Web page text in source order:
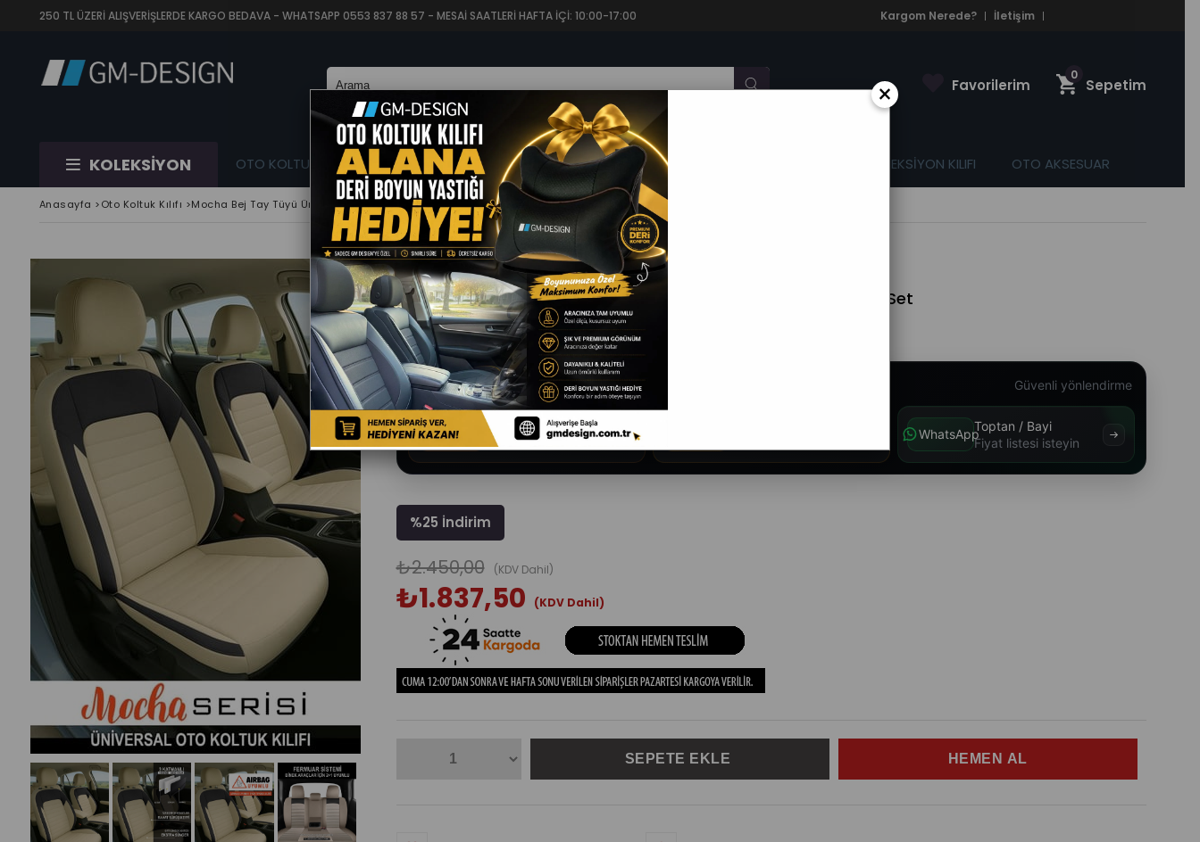
250 TL ÜZERİ ALIŞVERİŞLERDE KARGO BEDAVA - WHATSAPP 0553 837 88 57 - MESAİ SAATLERİ HAFTA İÇİ: 10:00-17:00 Kargom Nerede? İletişim
Sepetim
0
KOLEKSİYON OTO KOLTUK KILIFI TİCARİ OTO KOLTUK KILIFI OTO KOLTUK MİNDERİ DİREKSİYON KILIFI OTO AKSESUAR
Favorilerim
Anasayfa >Oto Koltuk Kılıfı >Mocha Bej Tay Tüyü Üniversal Oto Koltuk Kılıfı - 5 Koltuk Tam Set
Gm Design
Mocha Bej Tay Tüyü Üniversal Oto Koltuk Kılıfı - 5 Koltuk Tam Set
(GR07215)
Satın Alma Seçenekleri Güvenli yönlendirme
trendyol
Trendyol
WhatsApp
Toptan / Bayi
Fiyat listesi isteyin
%25 İndirim
₺2.450,00 (KDV Dahil)
₺1.837,50 (KDV Dahil)
×